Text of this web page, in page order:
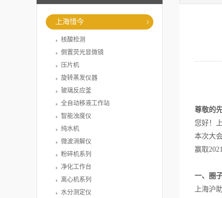
上海惜今
核酸检测
倒置荧光显微镜
压片机
旋转蒸发仪器
玻璃反应釜
全自动移液工作站
智能浊度仪
纯水机
微波消解仪
粉碎机系列
净化工作台
离心机系列
水分测定仪
尊敬的
您好！
本次大
赢取
一、圈
上海沪